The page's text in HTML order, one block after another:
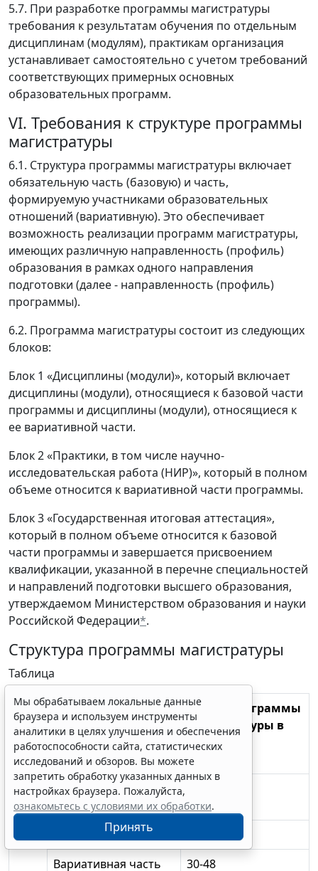
5.7. При разработке программы магистратуры
требования к результатам обучения по отдельным
дисциплинам (модулям), практикам организация
устанавливает самостоятельно с учетом требований
соответствующих примерных основных
образовательных программ.
VI. Требования к структуре программы
магистратуры
6.1. Структура программы магистратуры включает
обязательную часть (базовую) и часть,
формируемую участниками образовательных
отношений (вариативную). Это обеспечивает
возможность реализации программ магистратуры,
имеющих различную направленность (профиль)
образования в рамках одного направления
подготовки (далее - направленность (профиль)
программы).
6.2. Программа магистратуры состоит из следующих
блоков:
Блок 1 «Дисциплины (модули)», который включает
дисциплины (модули), относящиеся к базовой части
программы и дисциплины (модули), относящиеся к
ее вариативной части.
Блок 2 «Практики, в том числе научно-
исследовательская работа (НИР)», который в полном
объеме относится к вариативной части программы.
Блок 3 «Государственная итоговая аттестация»,
который в полном объеме относится к базовой
части программы и завершается присвоением
квалификации, указанной в перечне специальностей
и направлений подготовки высшего образования,
утверждаемом Министерством образования и науки
Российской Федерации*.
Структура программы магистратуры
Таблица
Структура программы
магистратуры
Объем программы
магистратуры в
зачетных
единицах
Блок
1
Дисциплины
(модули)
Базовая часть
Вариативная часть
30-48
Мы обрабатываем локальные данные
браузера и используем инструменты
аналитики в целях улучшения и обеспечения
работоспособности сайта, статистических
исследований и обзоров. Вы можете
запретить обработку указанных данных в
настройках браузера. Пожалуйста,
ознакомьтесь с условиями их обработки.
Принять